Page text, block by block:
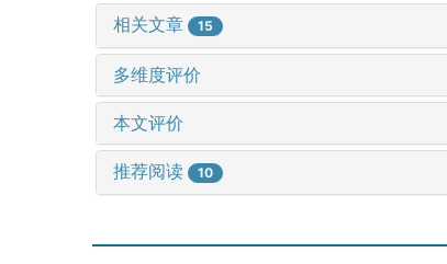
相关文章 15
多维度评价
本文评价
推荐阅读 10